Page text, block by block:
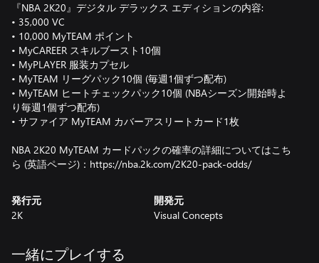
『NBA 2K20』デジタル デラックス エディションの内容:
• 35,000 VC
• 10,000 MyTEAM ポイント
• MyCAREER スキルブースト10個
• MyPLAYER 服装カプセル
• MyTEAM リーグパック10個 (毎週1個ずつ配布)
• MyTEAM ヒートチェックパック10個 (NBAシーズン開始時よ
り毎週1個ずつ配布)
• サファイア MyTEAM カバーアスリートカード1枚
NBA 2K20 MyTEAM カードパックの確率の詳細についてはこち
ら (英語ページ)：https://nba.2k.com/2K20-pack-odds/
発行元
2K
開発元
Visual Concepts
一緒にプレイする